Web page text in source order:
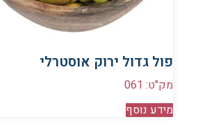
פול גדול ירוק אוסטרלי
מק"ט: 061
מידע נוסף